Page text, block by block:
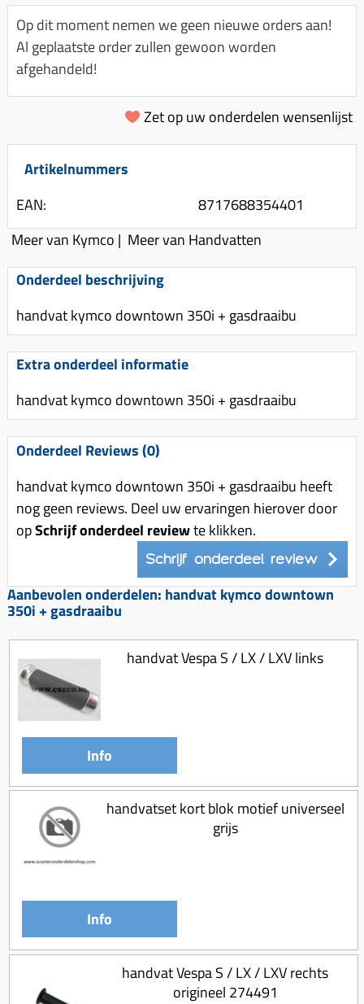
Spanningsregelaar
Toerenbegrenzer
Remlichtschakelaar
Luchtfilter (delen)
Luchtfilter deksel
Motor blokken
Membraan (delen)
Pakking (sets)
Schakel (delen)
Sproeiers
Spruitstuk (delen)
Uitlaten compleet
Uitlaat (delen)
Uitlaat bocht
Radiateur (delen)
Waterpomp (delen)
V-snaren
Variorolsets
Pulley
Variokit
Voor tandwielen
Zuigers
Origineel zuigers
Tomos opvoeren (kits)
Koppeling compleet
Koppeling trekveer
Ketting / tandwiel
Koeling (delen)
Overbrenging
Km teller kabel
Kickstart deksel
Kickstart ronsel
Schokbrekers
Spiegels
Stuurschakelaar
Stuur (delen)
Remblokken
Rem (delen)
Remgrepen en remhendels
Remhevels
Remklauw (delen)
Remschijven
Voorvork
Wiel (delen)
Standaard
Kickstart (delen)
Kinderzitje (scooter)
Olie-onderhoudsmiddelen
Oppakbeugel
Scooterhoezen
Scooter Kleding
Stickers
Stuurslot
Regenkleding
Rugsteun
Vespa accessoires
Windschermen
Accessoires overig
Gereedschap
Op dit moment nemen we geen nieuwe orders aan!
Al geplaatste order zullen gewoon worden
afgehandeld!
Zet op uw onderdelen wensenlijst
Artikelnummers
EAN:
8717688354401
Meer van Kymco | Meer van Handvatten
Onderdeel beschrijving
handvat kymco downtown 350i + gasdraaibu
Extra onderdeel informatie
handvat kymco downtown 350i + gasdraaibu
Onderdeel Reviews (0)
handvat kymco downtown 350i + gasdraaibu heeft
nog geen reviews. Deel uw ervaringen hierover door
opSchrijf onderdeel reviewte klikken.
Schrijf onderdeel review
Aanbevolen onderdelen: handvat kymco downtown
350i + gasdraaibu
handvat Vespa S / LX / LXV links
Info
handvatset kort blok motief universeel
grijs
Info
handvat Vespa S / LX / LXV rechts
origineel 274491